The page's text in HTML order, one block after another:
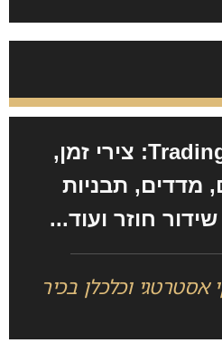
מערכת TradingView: צירי זמן,
מדדים, תבניות
חוזר ועוד...
אסטרטגי וכלכלן בכיר